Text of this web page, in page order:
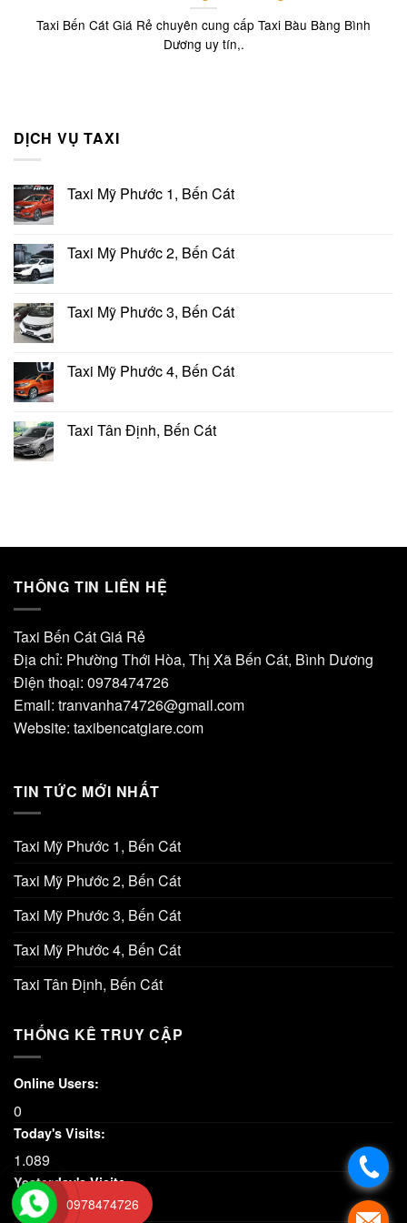
Taxi Bến Cát Giá Rẻ chuyên cung cấp Taxi Bàu Bàng Bình
Dương uy tín,.
DỊCH VỤ TAXI
Taxi Mỹ Phước 1, Bến Cát
Taxi Mỹ Phước 2, Bến Cát
Taxi Mỹ Phước 3, Bến Cát
Taxi Mỹ Phước 4, Bến Cát
Taxi Tân Định, Bến Cát
THÔNG TIN LIÊN HỆ
Taxi Bến Cát Giá Rẻ
Địa chỉ: Phường Thới Hòa, Thị Xã Bến Cát, Bình Dương
Điện thoại: 0978474726
Email: tranvanha74726@gmail.com
Website: taxibencatgiare.com
TIN TỨC MỚI NHẤT
Taxi Mỹ Phước 1, Bến Cát
Taxi Mỹ Phước 2, Bến Cát
Taxi Mỹ Phước 3, Bến Cát
Taxi Mỹ Phước 4, Bến Cát
Taxi Tân Định, Bến Cát
THỐNG KÊ TRUY CẬP
Online Users:
0
Today's Visits:
1.089
Yesterday's Visits:
3.244 0978474726